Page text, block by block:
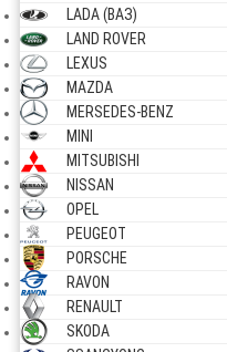
LADA (ВАЗ)
LAND ROVER
LEXUS
MAZDA
MERSEDES-BENZ
MINI
MITSUBISHI
NISSAN
OPEL
PEUGEOT
PORSCHE
RAVON
RENAULT
SKODA